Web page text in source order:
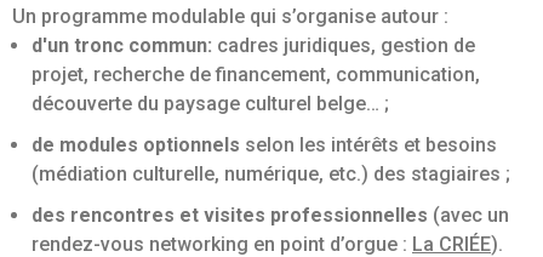
Un programme modulable qui s’organise autour :
d'un tronc commun: cadres juridiques, gestion de
projet, recherche de financement, communication,
découverte du paysage culturel belge… ;
de modules optionnels selon les intérêts et besoins
(médiation culturelle, numérique, etc.) des stagiaires ;
des rencontres et visites professionnelles (avec un
rendez-vous networking en point d’orgue : La CRIÉE).